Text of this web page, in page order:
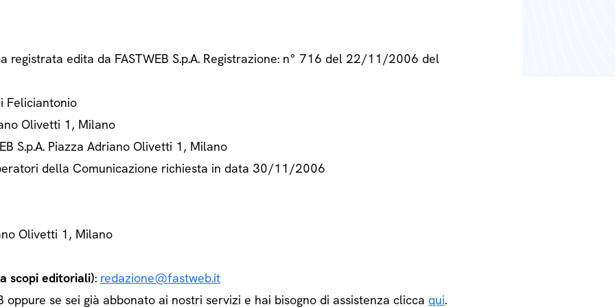
registrata edita da FASTWEB S.p.A. Registrazione: n° 716 del 22/11/2006 del
Feliciantonio
Olivetti 1, Milano
S.p.A. Piazza Adriano Olivetti 1, Milano
della Comunicazione richiesta in data 30/11/2006
Olivetti 1, Milano
scopi editoriali): redazione@fastweb.it
oppure se sei già abbonato ai nostri servizi e hai bisogno di assistenza clicca qui.